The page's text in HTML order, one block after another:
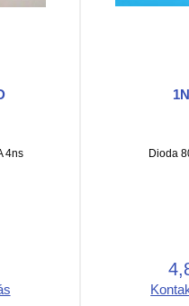
4ns Dioda